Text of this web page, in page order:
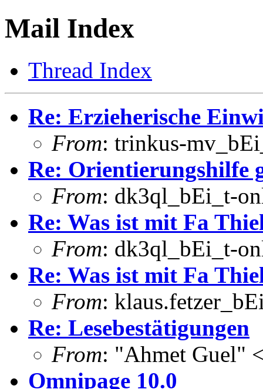
Mail Index
Thread Index
Re: Erzieherische
From: trinkus-
Re: Orientierungshilfe
From: dk3ql_bEi_t-
Re: Was ist mit Fa
From: dk3ql_bEi_t-
Re: Was ist mit Fa
From:
Re: Lesebestätigungen
From: "Ahmet Guel"
Omnipage 10.0